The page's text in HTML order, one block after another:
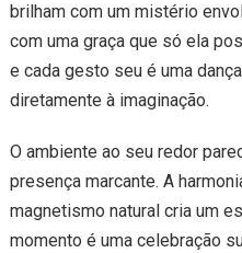
brilham com um mistério
com uma graça que só ela
e cada gesto seu é uma
diretamente à imaginação.
O ambiente ao seu redor
presença marcante. A
magnetismo natural cria um
momento é uma celebração